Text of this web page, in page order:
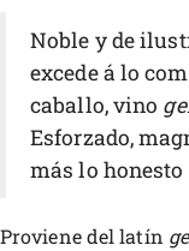
Noble y de
excede á lo
caballo, vino
Esforzado,
más lo honesto
Proviene del latín